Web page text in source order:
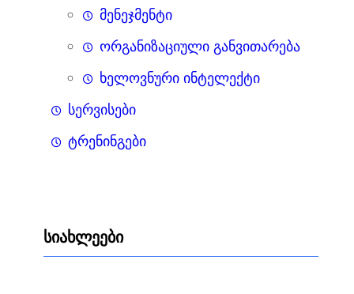
მენეჯმენტი
ორგანიზაციული განვითარება
ხელოვნური ინტელექტი
სერვისები
ტრენინგები
სიახლეები